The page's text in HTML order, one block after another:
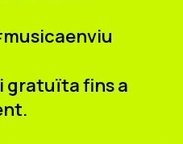
gratuïta fins a